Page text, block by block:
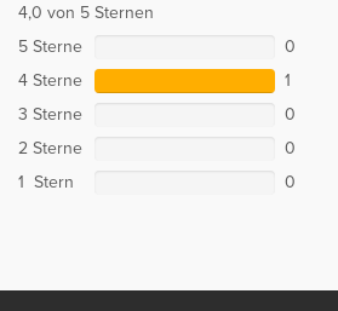
4,0 von 5 Sternen
5 Sterne
0
4 Sterne
1
3 Sterne
0
2 Sterne
0
1 Stern
0